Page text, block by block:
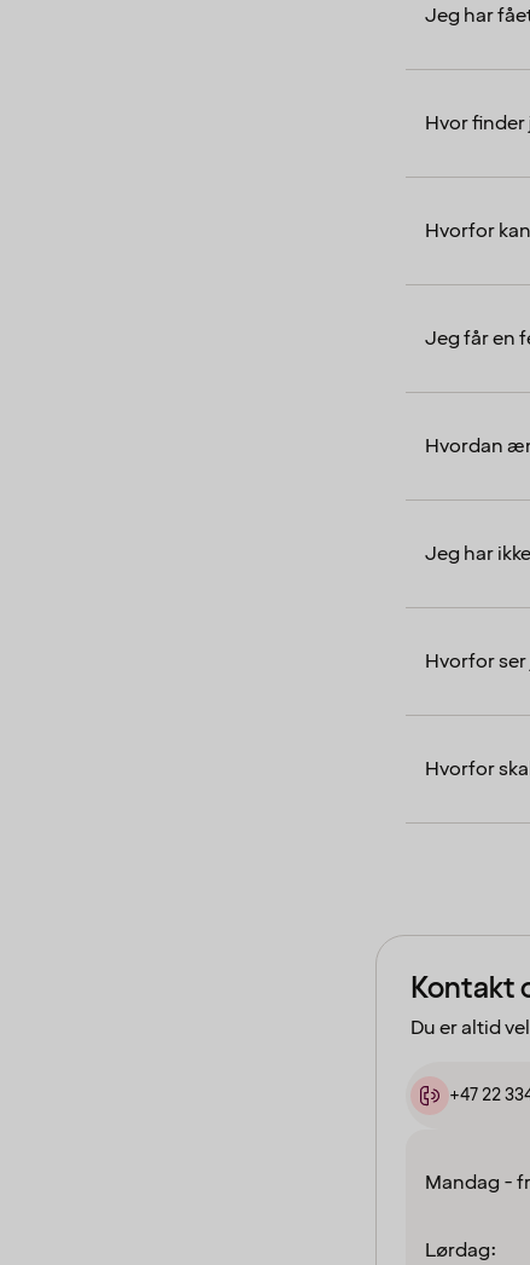
Jeg har
Hvor
Hvorfor
Jeg får en
Hvordan
Jeg har
Hvorfor
Hvorfor
Kontakt
Du er altid
+47 22
Mandag -
Lørdag: